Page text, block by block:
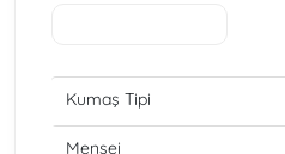
Kumaş Tipi
Menşei